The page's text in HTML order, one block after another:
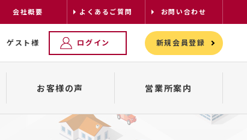
会社概要 よくあるご質問 お問い合わせ
ゲスト様 ログイン 新規会員登録
レンタカーの配車について
お客様の声 営業所案内